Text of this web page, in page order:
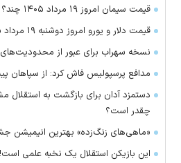
قیمت سیمان امروز ۱۹ مرداد ۱۴۰۵ چند؟
قیمت دلار و یورو امروز دوشنبه ۱۹ مرداد ۱۴۰۵
نسخه سهراب برای عبور از محدودیت‌های
مدافع پرسپولیس فاش کرد: از سپاهان
دستمزد آدان برای بازگشت به استقلال
چقدر است؟
«ماهی‌های زنگ‌زده» بهترین انیمیشن
این بازیکن استقلال یک نخبه علمی است!